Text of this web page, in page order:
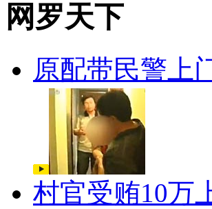
网罗天下
原配带民警上
村官受贿10万